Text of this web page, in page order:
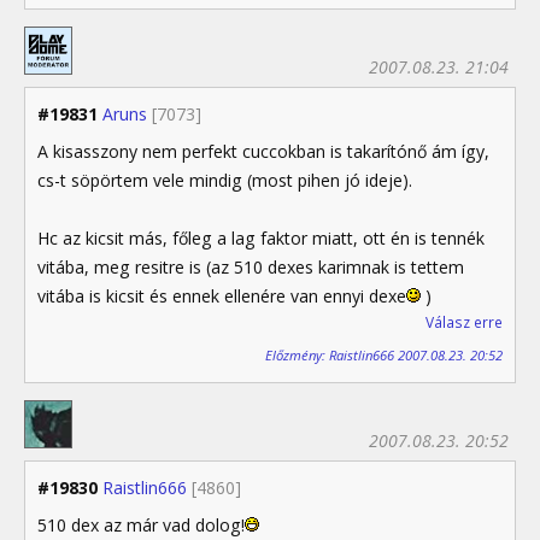
#19831 Aruns [7073]
2007.08.23. 21:04
A kisasszony nem perfekt cuccokban is takarítónő ám így,
cs-t söpörtem vele mindig (most pihen jó ideje).
Hc az kicsit más, főleg a lag faktor miatt, ott én is tennék
vitába, meg resitre is (az 510 dexes karimnak is tettem
vitába is kicsit és ennek ellenére van ennyi dexe
)
Válasz erre
Előzmény: Raistlin666 2007.08.23. 20:52
#19830 Raistlin666 [4860]
2007.08.23. 20:52
510 dex az már vad dolog!